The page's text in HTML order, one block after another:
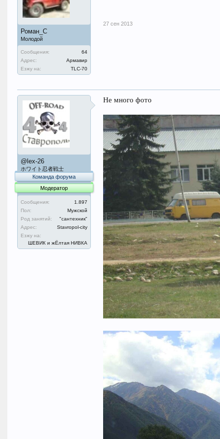
Роман_С
Молодой
Сообщения:
64
Адрес:
Армавир
Езжу на:
TLC-70
27 сен 2013
@lex-26
ホワイト忍者戦士
Команда форума
Модератор
Сообщения:
1.897
Пол:
Мужской
Род занятий:
"сантехник"
Адрес:
Stavropol-city
Езжу на:
ШЕВИК и жЁлтая НИВКА
Не много фото